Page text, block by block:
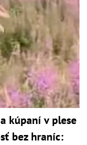
kúpaní v plese
bez hraníc: